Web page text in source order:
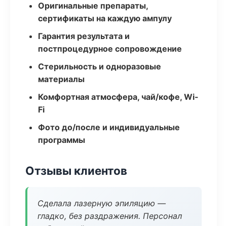
Оригинальные препараты,
сертификаты на каждую ампулу
Гарантия результата и
постпроцедурное сопровождение
Стерильность и одноразовые
материалы
Комфортная атмосфера, чай/кофе, Wi-
Fi
Фото до/после и индивидуальные
программы
Отзывы клиентов
Сделала лазерную эпиляцию —
гладко, без раздражения. Персонал